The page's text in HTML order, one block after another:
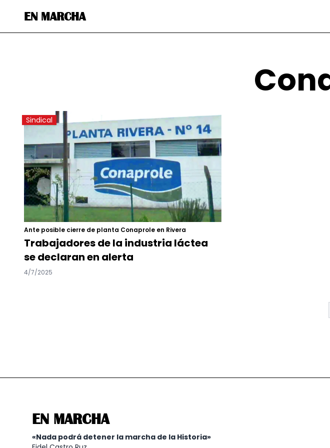
EN MARCHA
Sindical
Ante posible cierre de planta Conaprole en Rivera
Trabajadores de la industria láctea
se declaran en alerta
4/7/2025
EN MARCHA
«Nada podrá detener la marcha de la Historia»